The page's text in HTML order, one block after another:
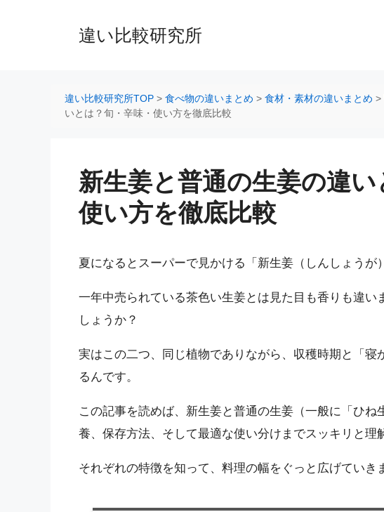
違い比較研究所
違い比較研究所TOP > 食べ物の違いまとめ > 食材・素材の違いまとめ >
いとは？旬・辛味・使い方を徹底比較
新生姜と普通の生姜の違い
使い方を徹底比較
夏になるとスーパーで見かける「新生姜（しんしょうが
一年中売られている茶色い生姜とは見た目も香りも違
しょうか？
実はこの二つ、同じ植物でありながら、収穫時期と「寝
るんです。
この記事を読めば、新生姜と普通の生姜（一般に「ひ
養、保存方法、そして最適な使い分けまでスッキリと理
それぞれの特徴を知って、料理の幅をぐっと広げていき